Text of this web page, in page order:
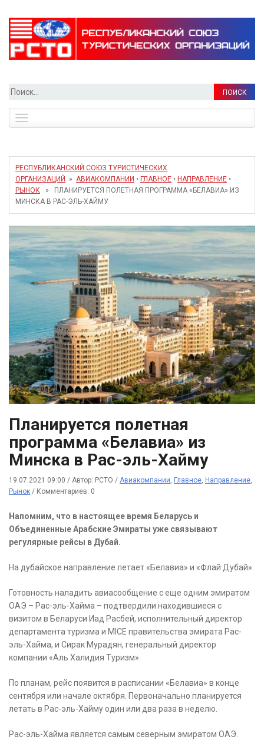
Найти:
navigation
РЕСПУБЛИКАНСКИЙ СОЮЗ ТУРИСТИЧЕСКИХ
ОРГАНИЗАЦИЙ
» АВИАКОМПАНИИ • ГЛАВНОЕ • НАПРАВЛЕНИЕ •
РЫНОК » ПЛАНИРУЕТСЯ ПОЛЕТНАЯ ПРОГРАММА «БЕЛАВИА» ИЗ
МИНСКА В РАС-ЭЛЬ-ХАЙМУ
Планируется полетная
программа «Белавиа» из
Минска в Рас-эль-Хайму
19.07.2021 09:00 / Автор: РСТО / Авиакомпании, Главное, Направление,
Рынок / Комментариев: 0
Напомним, что в настоящее время Беларусь и
Объединенные Арабские Эмираты уже связывают
регулярные рейсы в Дубай.
На дубайское направление летает «Белавиа» и «Флай Дубай».
Готовность наладить авиасообщение с еще одним эмиратом
ОАЭ – Рас-эль-Хайма – подтвердили находившиеся с
визитом в Беларуси Иад Расбей, исполнительный директор
департамента туризма и MICE правительства эмирата Рас-
эль-Хайма, и Сирак Мурадян, генеральный директор
компании «Аль Халидия Туризм».
По планам, рейс появится в расписании «Белавиа» в конце
сентября или начале октября. Первоначально планируется
летать в Рас-эль-Хайму один или два раза в неделю.
Рас-эль-Хайма является самым северным эмиратом ОАЭ.